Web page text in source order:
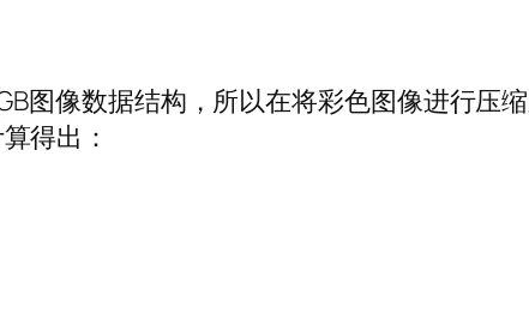
图像数据结构，所以在将彩色图像进行压
得出：